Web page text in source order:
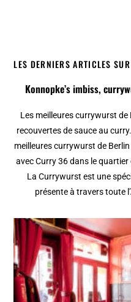
LES DERNIERS ARTICLES
Konnopke’s imbiss,
Les meilleures currywurst de
recouvertes de sauce au
meilleures currywurst de
avec Curry 36 dans le
La Currywurst est une
présente à travers toute